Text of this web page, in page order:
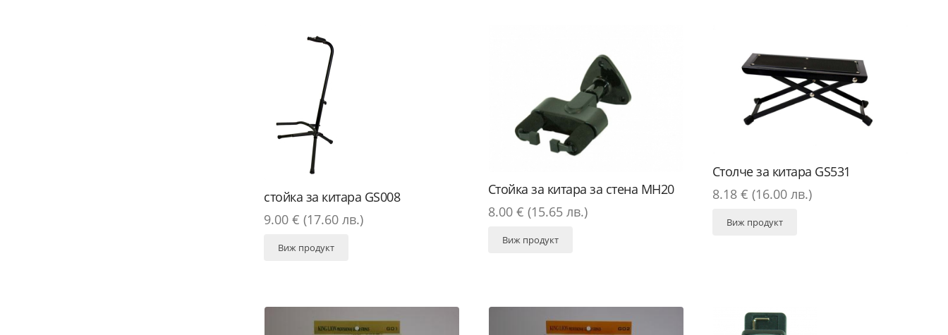
стойка за китара GS008
9.00 € (17.60 лв.)
Виж продукт
Стойка за китара за стена MH20
8.00 € (15.65 лв.)
Виж продукт
Столче за китара GS531
8.18 € (16.00 лв.)
Виж продукт